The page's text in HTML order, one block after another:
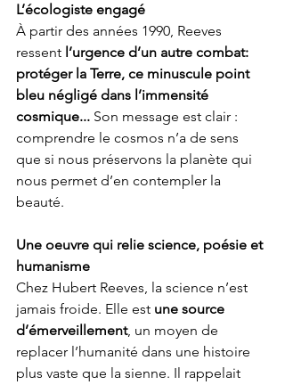
L’écologiste engagé
À partir des années 1990, Reeves
ressent l’urgence d’un autre combat:
protéger la Terre, ce minuscule point
bleu négligé dans l’immensité
cosmique... Son message est clair :
comprendre le cosmos n’a de sens
que si nous préservons la planète qui
nous permet d’en contempler la
beauté.
Une oeuvre qui relie science, poésie et
humanisme
Chez Hubert Reeves, la science n’est
jamais froide. Elle est une source
d’émerveillement, un moyen de
replacer l’humanité dans une histoire
plus vaste que la sienne. Il rappelait